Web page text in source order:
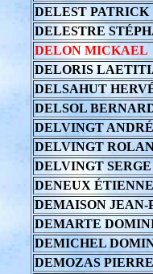
DELEST PATRICK
DELESTRE
DELON MICKAEL
DELORIS
DELSAHUT
DELSOL
DELVINGT ANDRÉ
DELVINGT
DELVINGT SERGE
DENEUX ÉTIENNE
DEMAISON JEAN-
DEMARTE
DEMICHEL
DEMOZAS